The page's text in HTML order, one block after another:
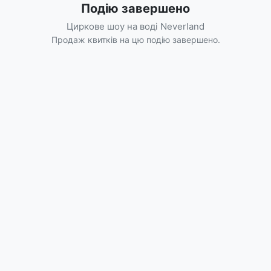
Подію завершено
Циркове шоу на воді Neverland
Продаж квитків на цю подію завершено.